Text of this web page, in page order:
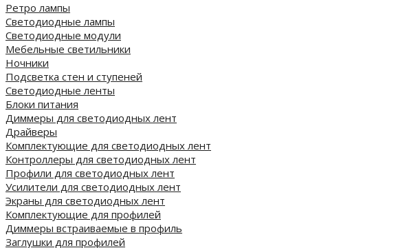
Ретро лампы
Светодиодные лампы
Светодиодные модули
Мебельные светильники
Ночники
Подсветка стен и ступеней
Светодиодные ленты
Блоки питания
Диммеры для светодиодных лент
Драйверы
Комплектующие для светодиодных лент
Контроллеры для светодиодных лент
Профили для светодиодных лент
Усилители для светодиодных лент
Экраны для светодиодных лент
Комплектующие для профилей
Диммеры встраиваемые в профиль
Заглушки для профилей